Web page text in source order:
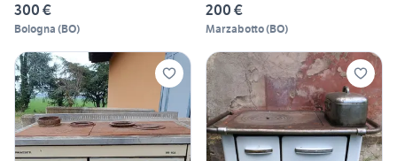
300 €
Bologna (BO)
200 €
Marzabotto(BO)